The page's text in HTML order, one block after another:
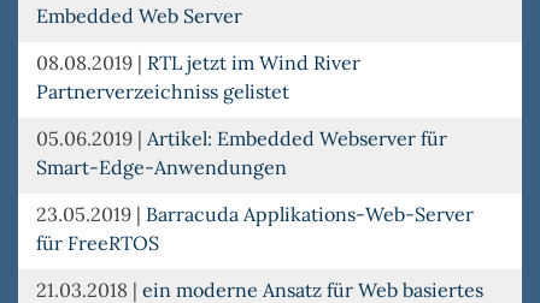
Embedded Web Server
08.08.2019 | RTL jetzt im Wind River
Partnerverzeichniss gelistet
05.06.2019 | Artikel: Embedded Webserver für
Smart-Edge-Anwendungen
23.05.2019 | Barracuda Applikations-Web-Server
für FreeRTOS
21.03.2018 | ein moderne Ansatz für Web basiertes